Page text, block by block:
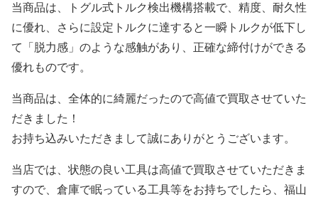
当商品は、トグル式トルク検出機構搭載で、精度、耐久性
に優れ、さらに設定トルクに達すると一瞬トルクが低下し
て「脱力感」のような感触があり、正確な締付けができる
優れものです。
当商品は、全体的に綺麗だったので高値で買取させていた
だきました！
お持ち込みいただきまして誠にありがとうございます。
当店では、状態の良い工具は高値で買取させていただきま
すので、倉庫で眠っている工具等をお持ちでしたら、福山